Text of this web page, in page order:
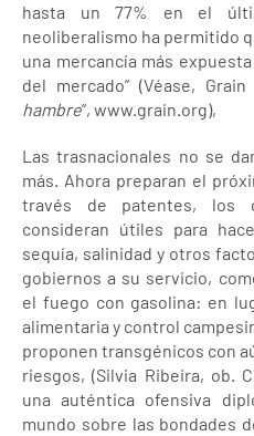
hasta un 77% en el
neoliberalismo ha permitido
una mercancía más
del mercado” (Véase, Grain
hambre”, www.grain.org),
Las trasnacionales no se
más. Ahora preparan el
través de patentes, los
consideran útiles para
sequía, salinidad y otros
gobiernos a su servicio,
el fuego con gasolina: en
alimentaria y control
proponen transgénicos con
riesgos, (Silvia Ribeira, ob.
una auténtica ofensiva
mundo sobre las bondades